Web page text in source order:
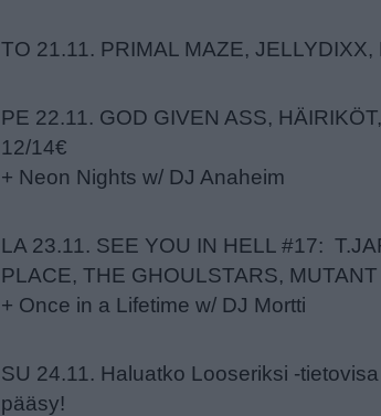
TO 21.11. PRIMAL MAZE, JELLYDIXX,
PE 22.11. GOD GIVEN ASS,
12/14€
+ Neon Nights w/ DJ Anaheim
LA 23.11. SEE YOU IN HELL #17:
PLACE, THE GHOULSTARS,
+ Once in a Lifetime w/ DJ Mortti
SU 24.11. Haluatko Looseriksi -
pääsy!